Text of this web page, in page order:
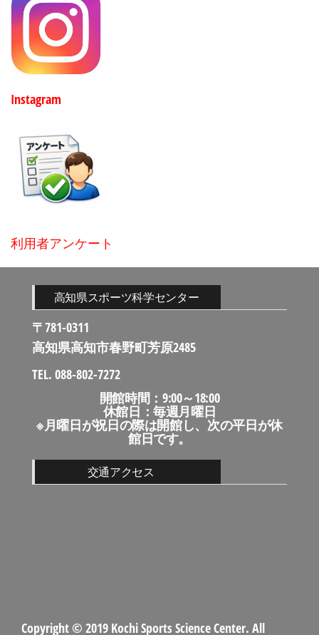
Instagram
利用者アンケート
高知県スポーツ科学センター
〒781-0311
高知県高知市春野町芳原2485
TEL. 088-802-7272
開館時間：9:00～18:00
休館日：毎週月曜日
※月曜日が祝日の際は開館し、次の平日が休
館日です。
交通アクセス
Copyright © 2019 Kochi Sports Science Center. All